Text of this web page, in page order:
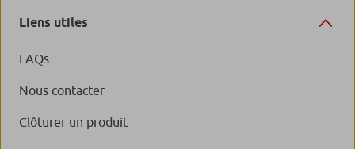
Liens utiles
FAQs
Nous contacter
Clôturer un produit